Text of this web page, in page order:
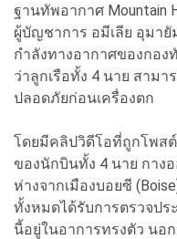
ฐานทัพอากาศ Mountain
ผู้บัญชาการ อมีเลีย อุมายั
กำลังทางอากาศของกอ
ว่าลูกเรือทั้ง 4 นาย สาม
ปลอดภัยก่อนเครื่องตก
โดยมีคลิปวิดีโอที่ถูกโพส
ของนักบินทั้ง 4 นาย กาง
ห่างจากเมืองบอยซี
ทั้งหมดได้รับการตรวจป
นี้อยู่ในอาการทรงตัว นอ